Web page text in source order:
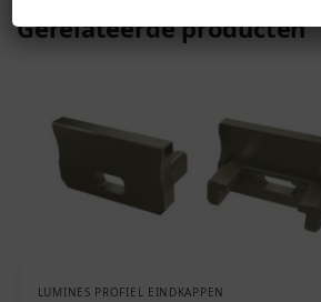
Gerelateerde producten
LUMINES PROFIEL EINDKAPPEN